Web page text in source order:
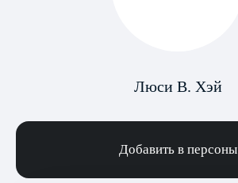
Люси В. Хэй
Добавить в персоны